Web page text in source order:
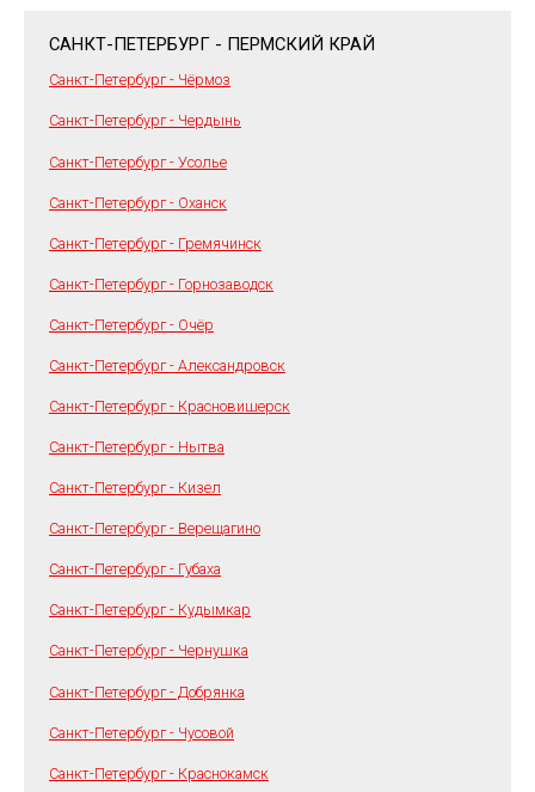
САНКТ-ПЕТЕРБУРГ - ПЕРМСКИЙ КРАЙ
Санкт-Петербург - Чёрмоз
Санкт-Петербург - Чердынь
Санкт-Петербург - Усолье
Санкт-Петербург - Оханск
Санкт-Петербург - Гремячинск
Санкт-Петербург - Горнозаводск
Санкт-Петербург - Очёр
Санкт-Петербург - Александровск
Санкт-Петербург - Красновишерск
Санкт-Петербург - Нытва
Санкт-Петербург - Кизел
Санкт-Петербург - Верещагино
Санкт-Петербург - Губаха
Санкт-Петербург - Кудымкар
Санкт-Петербург - Чернушка
Санкт-Петербург - Добрянка
Санкт-Петербург - Чусовой
Санкт-Петербург - Краснокамск